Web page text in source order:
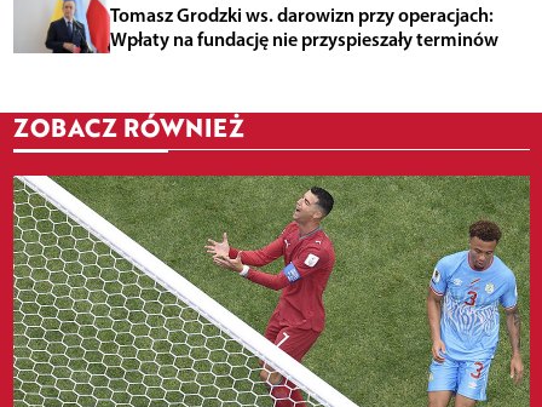
Tomasz Grodzki ws. darowizn przy operacjach:
Wpłaty na fundację nie przyspieszały terminów
ZOBACZ RÓWNIEŻ